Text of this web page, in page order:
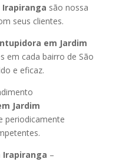
Irapiranga são nossa
seus clientes.
em Jardim
em cada bairro de São
e eficaz.
Jardim
periodicamente
Irapiranga –